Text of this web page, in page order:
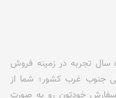
سال تجربه در زمینه فروش
جنوب غرب کشور؛ شما از
سفارش خودتون رو به صورت